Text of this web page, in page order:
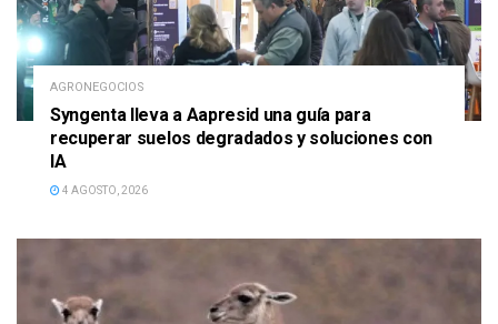
AGRONEGOCIOS
Syngenta lleva a Aapresid una guía para
recuperar suelos degradados y soluciones con
IA
4 AGOSTO, 2026